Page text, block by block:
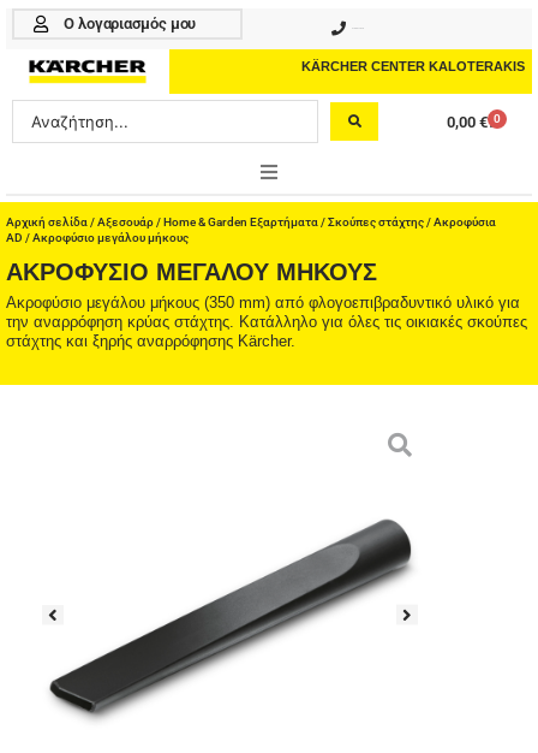
Μετάβαση
περιεχόμενο
Ο λογαριασμός μου
KÄRCHER CENTER KALOTERAKIS
Search
...
0,00 € 0
Cart
ONLINE SHOP
HOME & GARDEN
PROFESSIONAL
Αρχική σελίδα /Αξεσουάρ/Home & Garden Εξαρτήματα /Σκούπες στάχτης/Ακροφύσια
AD / Ακροφύσιο μεγάλου μήκους
ΑΚΡΟΦΎΣΙΟ ΜΕΓΆΛΟΥ ΜΉΚΟΥΣ
Ακροφύσιο μεγάλου μήκους (350 mm) από φλογοεπιβραδυντικό υλικό για
την αναρρόφηση κρύας στάχτης. Κατάλληλο για όλες τις οικιακές σκούπες
στάχτης και ξηρής αναρρόφησης Kärcher.